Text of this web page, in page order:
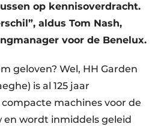
op kennisoverdracht.
aldus Tom Nash,
voor de Benelux.
geloven? Wel, HH Garden
is al 125 jaar
machines voor de
en wordt inmiddels geleid